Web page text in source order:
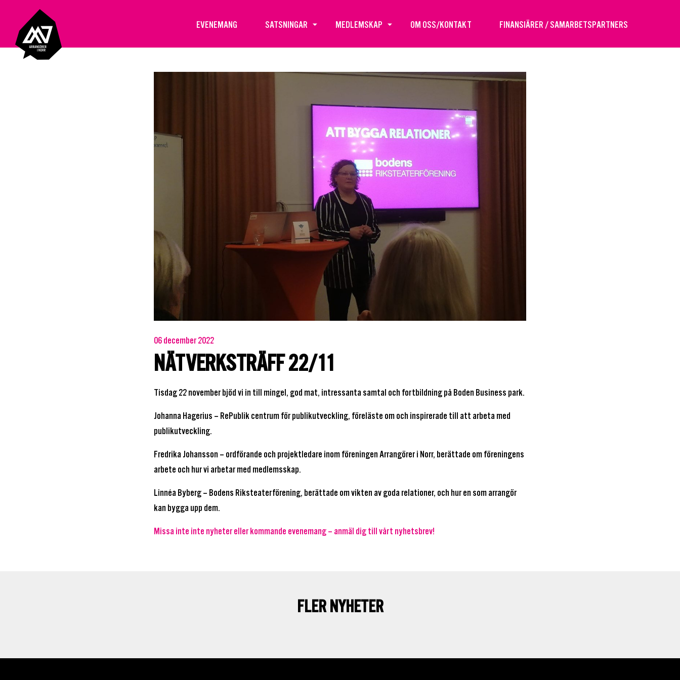
EVENEMANG SATSNINGAR MEDLEMSKAP OM OSS/KONTAKT FINANSIÄRER / SAMARBETSPARTNERS
06 december 2022
NÄTVERKSTRÄFF 22/11
Tisdag 22 november bjöd vi in till mingel, god mat, intressanta samtal och fortbildning på Boden Business park.
Johanna Hagerius – RePublik centrum för publikutveckling, föreläste om och inspirerade till att arbeta med
publikutveckling.
Fredrika Johansson – ordförande och projektledare inom föreningen Arrangörer i Norr, berättade om föreningens
arbete och hur vi arbetar med medlemsskap.
Linnéa Byberg – Bodens Riksteaterförening, berättade om vikten av goda relationer, och hur en som arrangör
kan bygga upp dem.
Missa inte inte nyheter eller kommande evenemang – anmäl dig till vårt nyhetsbrev!
FLER NYHETER